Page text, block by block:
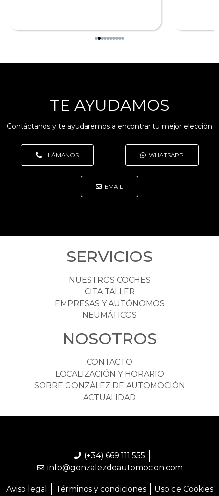
TE AYUDAMOS
Contáctanos y te ayudaremos a encontrar tu mejor elección
LLÁMANOS WHATSAPP
EMAIL
SERVICIOS
NUESTROS COCHES
CITA TALLER
EMPRESAS Y AUTÓNOMOS
NEUMÁTICOS
NOSOTROS
CONTACTO
LOCALIZACIÓN Y HORARIO
SOBRE GONZÁLEZ DE AUTOMOCIÓN
ACTUALIDAD
(+34) 669 111 555
info@gonzalezdeautomocion.com
Aviso legal Términos y condiciones Uso de Cookies